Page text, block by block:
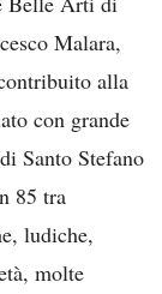
Malara,
alla
con grande
Santo Stefano
85 tra
ludiche,
molte